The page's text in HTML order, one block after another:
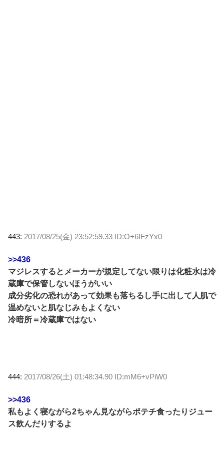
443: 2017/08/25(金) 23:52:59.33 ID:O+6IFzYx0
>>436
マジレスするとメーカーが規定してない限りは化粧水は冷
蔵庫で保管しないほうがいい
成分劣化の恐れがあって効果も落ちるし手に出して人肌で
温めないと肌なじみもよくない
冷暗所＝冷蔵庫ではない
444: 2017/08/26(土) 01:48:34.90 ID:mM6+vPiW0
>>436
私もよく寝ながら2ちゃん見ながらポテチ食ったりジュー
ス飲んだりするよ